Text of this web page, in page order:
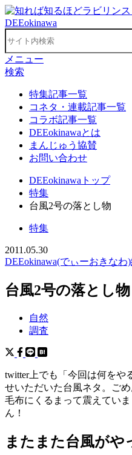
メニュー
検索
特集記事一覧
コネタ・連載記事一覧
コラボ記事一覧
DEEokinawaとは
まんじゅう協賛
お問い合わせ
DEEokinawaトップ
特集
台風2号の落とし物
特集
2011.05.30
DEEokinawa(でぃーおきなわ
台風2号の落とし物
自然
調査
twitter上でも「今回は何をや
せいただいた台風ネタ。ご
毛布にくるまって震えてい
ん！
またまた台風がや